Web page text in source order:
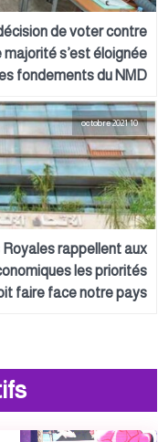
de voter contre
majorité s’est éloignée
fondements du NMD
10 octobre 2021
Royales rappellent aux
les priorités
faire face notre pays